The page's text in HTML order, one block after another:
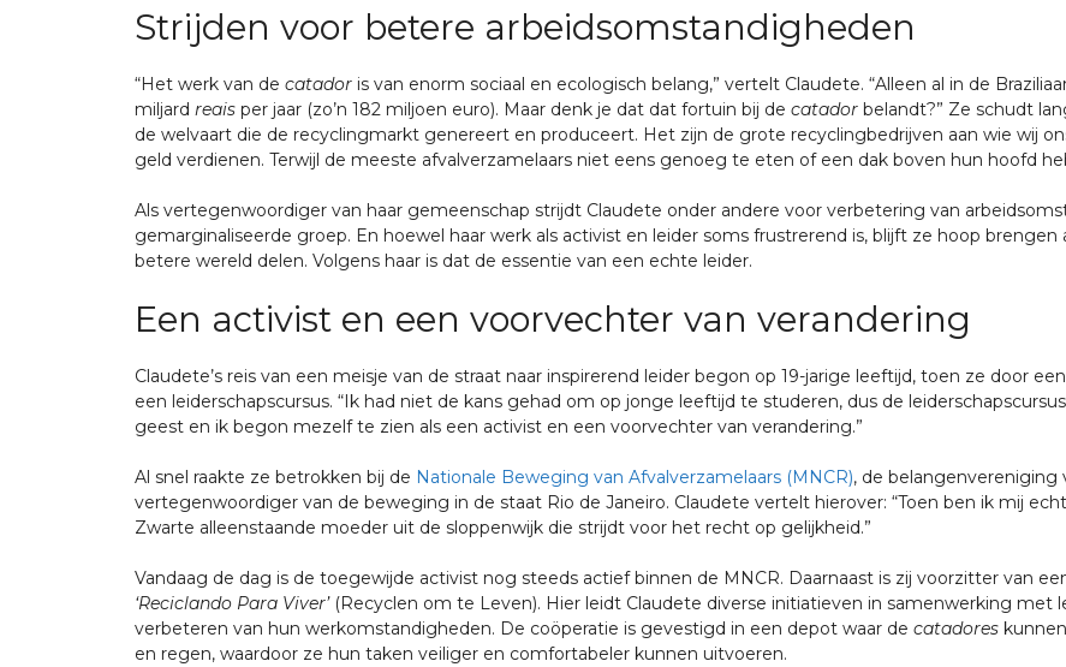
Strijden voor betere arbeidsomstandigheden
“Het werk van de catador is van enorm sociaal en ecologisch belang,” vertelt Claudete. “Alleen al in de
miljard reais per jaar (zo’n 182 miljoen euro). Maar denk je dat dat fortuin bij de catador belandt?” Ze schudt
de welvaart die de recyclingmarkt genereert en produceert. Het zijn de grote recyclingbedrijven aan wie wij
geld verdienen. Terwijl de meeste afvalverzamelaars niet eens genoeg te eten of een dak boven hun hoofd
Als vertegenwoordiger van haar gemeenschap strijdt Claudete onder andere voor verbetering van
gemarginaliseerde groep. En hoewel haar werk als activist en leider soms frustrerend is, blijft ze hoop brengen
betere wereld delen. Volgens haar is dat de essentie van een echte leider.
Een activist en een voorvechter van verandering
Claudete’s reis van een meisje van de straat naar inspirerend leider begon op 19-jarige leeftijd, toen ze door
een leiderschapscursus. “Ik had niet de kans gehad om op jonge leeftijd te studeren, dus de
geest en ik begon mezelf te zien als een activist en een voorvechter van verandering.”
Al snel raakte ze betrokken bij de Nationale Beweging van Afvalverzamelaars (MNCR), de belangenvereniging
vertegenwoordiger van de beweging in de staat Rio de Janeiro. Claudete vertelt hierover: “Toen ben ik mij
Zwarte alleenstaande moeder uit de sloppenwijk die strijdt voor het recht op gelijkheid.”
Vandaag de dag is de toegewijde activist nog steeds actief binnen de MNCR. Daarnaast is zij voorzitter van
‘Reciclando Para Viver’(Recyclen om te Leven). Hier leidt Claudete diverse initiatieven in samenwerking met
verbeteren van hun werkomstandigheden. De coöperatie is gevestigd in een depot waar de catadores
en regen, waardoor ze hun taken veiliger en comfortabeler kunnen uitvoeren.